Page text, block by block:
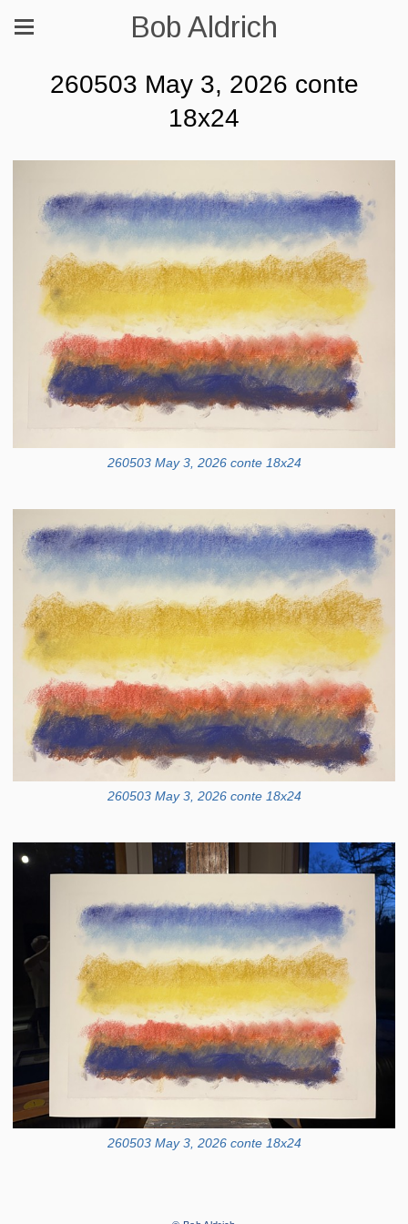
Bob Aldrich
260503 May 3, 2026 conte
18x24
260503 May 3, 2026 conte 18x24
260503 May 3, 2026 conte 18x24
260503 May 3, 2026 conte 18x24